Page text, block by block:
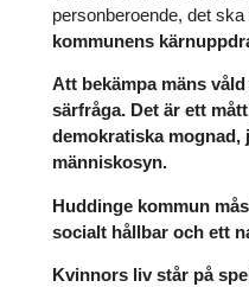
personberoende, det ska
kommunens
Att bekämpa mäns
särfråga. Det är ett
demokratiska mognad,
människosyn.
Huddinge kommun
socialt hållbar och ett
Kvinnors liv står på